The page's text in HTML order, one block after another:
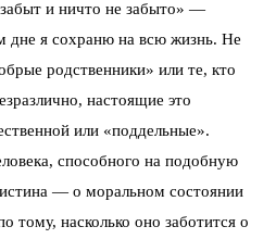
и ничто не забыто» —
дне я сохраню на всю жизнь. Не
родственники» или те, кто
настоящие это
или «поддельные».
способного на подобную
— о моральном состоянии
тому, насколько оно заботится о